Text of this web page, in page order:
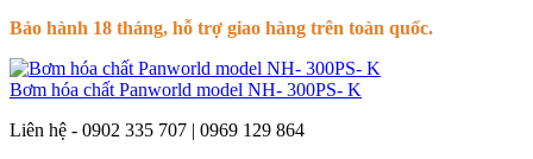
Bảo hành 18 tháng, hỗ trợ giao hàng trên toàn quốc.
Bơm hóa chất Panworld model NH- 300PS- K
Liên hệ - 0902 335 707 | 0969 129 864